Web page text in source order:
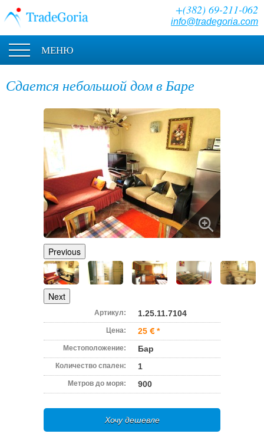
+(382) 69-211-062
info@tradegoria.com
МЕНЮ
Сдается небольшой дом в Баре
Previous
Next
Артикул: 1.25.11.7104
Цена: 25 *
Местоположение: Бар
Количество спален: 1
Метров до моря: 900
Хочу дешевле